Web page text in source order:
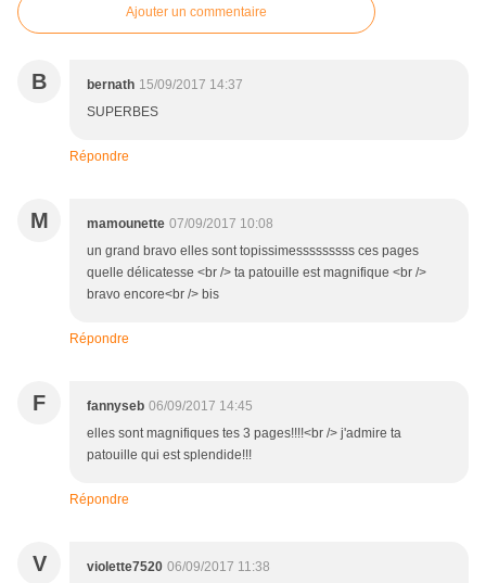
Ajouter un commentaire
B bernath 15/09/2017 14:37
SUPERBES
Répondre
M mamounette 07/09/2017 10:08
un grand bravo elles sont topissimesssssssss ces pages
quelle délicatesse <br /> ta patouille est magnifique <br />
bravo encore<br /> bis
Répondre
F fannyseb 06/09/2017 14:45
elles sont magnifiques tes 3 pages!!!!<br /> j'admire ta
patouille qui est splendide!!!
Répondre
V violette7520 06/09/2017 11:38